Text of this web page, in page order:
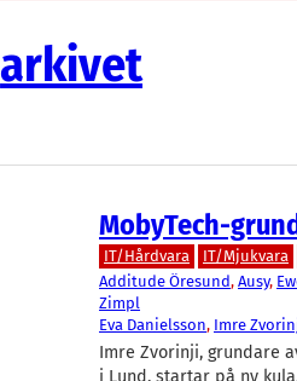
arkivet
MobyTech-
IT/Hårdvara IT/Mjukvara
Additude Öresund, Ausy,
Zimpl
Eva Danielsson, Imre
Imre Zvorinji, grundare